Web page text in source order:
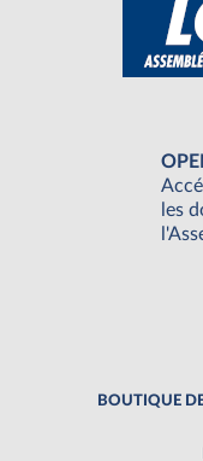
les
BOUTIQUE